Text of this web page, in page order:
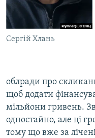
Сергій Хлань
облради про
щоб додати
мільйони гривень.
одностайно, але ці
тому що вже за